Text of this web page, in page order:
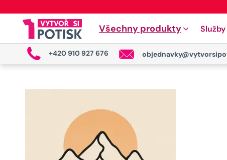
Všechny produkty Služby
+420 910 927 676